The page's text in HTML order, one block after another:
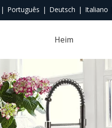
| Português | Deutsch | Italiano
Heim